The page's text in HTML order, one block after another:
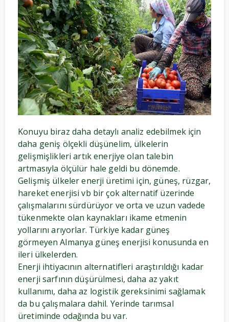
Konuyu biraz daha detaylı analiz edebilmek için
daha geniş ölçekli düşünelim, ülkelerin
gelişmişlikleri artık enerjiye olan talebin
artmasıyla ölçülür hale geldi bu dönemde.
Gelişmiş ülkeler enerji üretimi için, güneş, rüzgar,
hareket enerjisi vb bir çok alternatif üzerinde
çalışmalarını sürdürüyor ve orta ve uzun vadede
tükenmekte olan kaynakları ikame etmenin
yollarını arıyorlar. Türkiye kadar güneş
görmeyen Almanya güneş enerjisi konusunda en
ileri ülkelerden.
Enerji ihtiyacının alternatifleri araştırıldığı kadar
enerji sarfının düşürülmesi, daha az yakıt
kullanımı, daha az logistik gereksinimi sağlamak
da bu çalışmalara dahil. Yerinde tarımsal
üretiminde odağında bu var.